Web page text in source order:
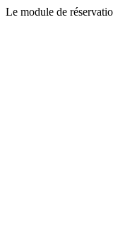
Le module de